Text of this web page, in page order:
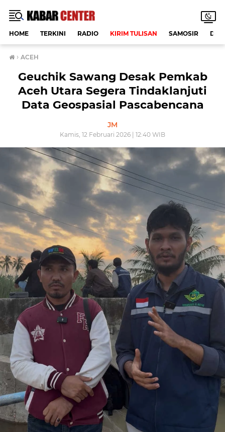
HOME TERKINI RADIO KIRIM TULISAN SAMOSIR
› ACEH
Geuchik Sawang Desak Pemkab
Aceh Utara Segera Tindaklanjuti
Data Geospasial Pascabencana
JM
Kamis, 12 Februari 2026 | 12:40 WIB